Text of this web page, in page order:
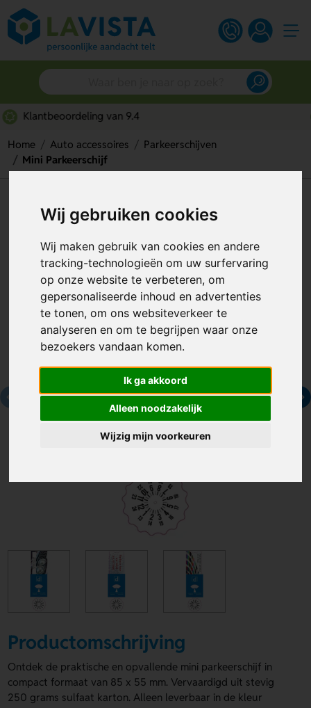
Wij gebruiken cookies
Wij maken gebruik van cookies en andere
tracking-technologieën om uw surfervaring
op onze website te verbeteren, om
gepersonaliseerde inhoud en advertenties
te tonen, om ons websiteverkeer te
analyseren en om te begrijpen waar onze
bezoekers vandaan komen.
Ik ga akkoord
Alleen noodzakelijk
Wijzig mijn voorkeuren
Snelle persoonlijke service
Home Auto accessoires
Parkeerschijven
Mini Parkeerschijf
Mini Parkeerschijf
Productomschrijving
Ontdek de praktische en opvallende mini parkeerschijf in
compact formaat van 85 x 55 mm. Vervaardigd uit stevig
250 grams sulfaat karton. Alleen leverbaar in de kleur